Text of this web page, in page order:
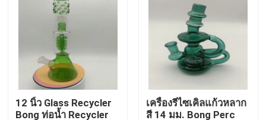
บ้องแก้ว
บ้องแก้วน้ำ
12 นิ้ว Glass Recycler
Bong ท่อน้ำ Recycler
เครื่องรีไซเคิลแก้วหลาก
สี 14 มม. Bong Perc